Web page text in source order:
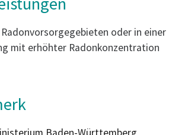
oder in einer
mit erhöhter Radonkonzentration